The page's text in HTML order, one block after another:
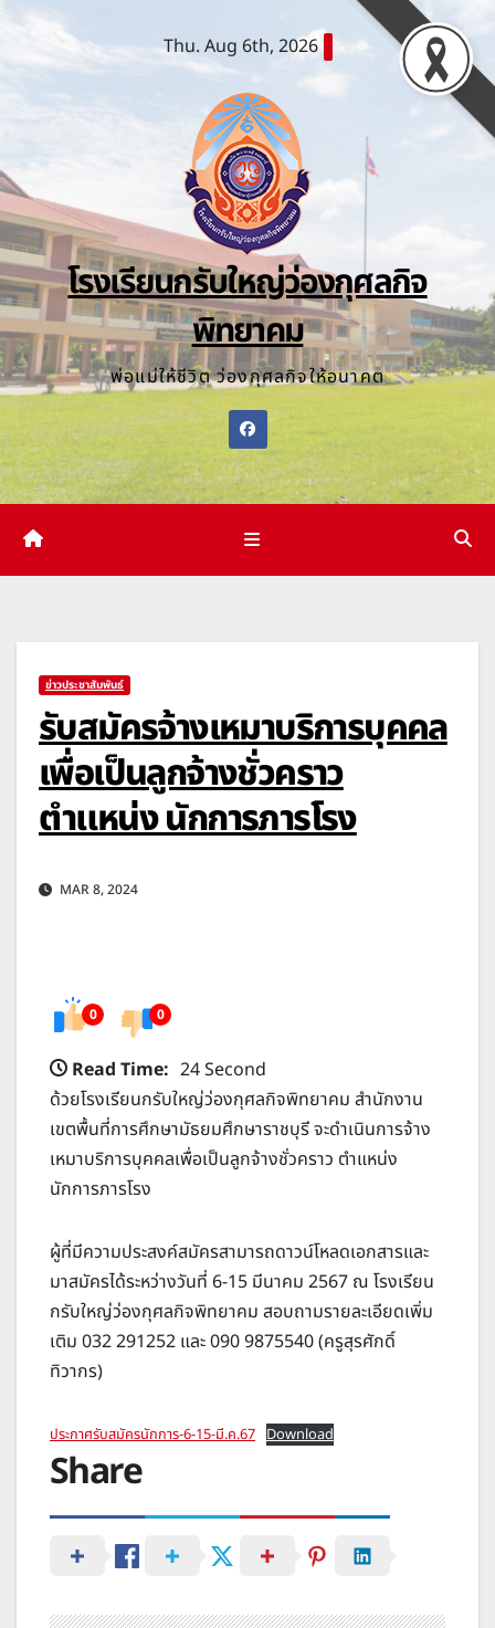
Skip
Thu. Aug 6th, 2026
โรงเรียนกรับใหญ่ว่องกุศลกิจ
พิทยาคม
พ่อแม่ให้ชีวิต ว่องกุศลกิจให้อนาคต
ข่าวประชาสัมพันธ์
รับสมัครจ้างเหมาบริการบุคคล
เพื่อเป็นลูกจ้างชั่วคราว
ตำแหน่ง นักการภารโรง
MAR 8, 2024
0 0
Read Time: 24 Second
ด้วยโรงเรียนกรับใหญ่ว่องกุศลกิจพิทยาคม สำนักงาน
เขตพื้นที่การศึกษามัธยมศึกษาราชบุรี จะดำเนินการจ้าง
เหมาบริการบุคคลเพื่อเป็นลูกจ้างชั่วคราว ตำแหน่ง
นักการภารโรง
ผู้ที่มีความประสงค์สมัครสามารถดาวน์โหลดเอกสารและ
มาสมัครได้ระหว่างวันที่ 6-15 มีนาคม 2567 ณ โรงเรียน
กรับใหญ่ว่องกุศลกิจพิทยาคม สอบถามรายละเอียดเพิ่ม
เติม 032 291252 และ 090 9875540 (ครูสุรศักดิ์
ทิวากร)
ประกาศรับสมัครนักการ-6-15-มี.ค.67 Download
Share